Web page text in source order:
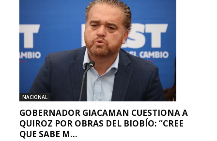
NACIONAL
GOBERNADOR GIACAMAN CUESTIONA A
QUIROZ POR OBRAS DEL BIOBÍO: “CREE
QUE SABE M...